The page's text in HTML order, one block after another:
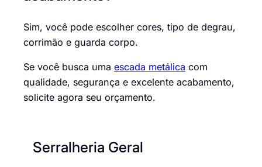
Sim, você pode escolher cores, tipo de degrau,
corrimão e guarda corpo.
Se você busca uma escada metálica com
qualidade, segurança e excelente acabamento,
solicite agora seu orçamento.
Serralheria Geral